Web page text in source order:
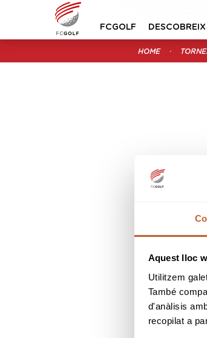
Aquest lloc
Utilitzem
També
d'anàlisis
recopilat a
FCGOLF
HOME